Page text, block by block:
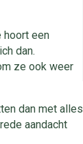
hoort een
dan.
ze ook weer
dan met alles
aandacht